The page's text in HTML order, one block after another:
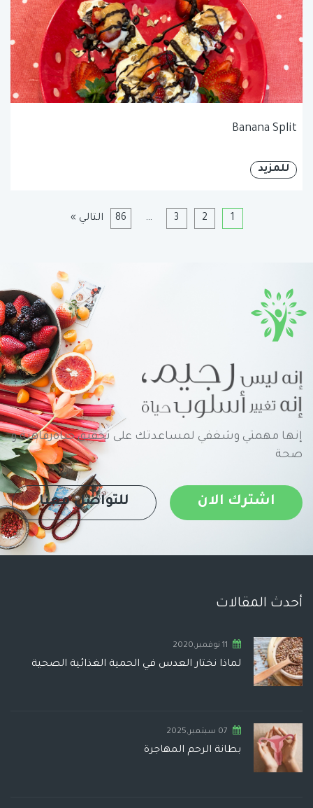
Banana Split
للمزيد
1
2
3
…
86 التالي »
إنها مهمتي وشغفي لمساعدتك على تحقيق حياةرفاهية و
صحة
اشترك الان للتواصل معنا
أحدث المقالات
11 نوفمبر,2020
لماذا نختار العدس في الحمية الغذائية الصحية
07 سبتمبر,2025
بطانة الرحم المهاجرة